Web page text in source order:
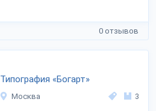
0 отзывов
Типография «Богарт»
Москва 3